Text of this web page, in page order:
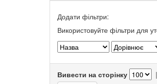
Додати фільтри:
Використовуйте фільтри для
Вивести на сторінку |